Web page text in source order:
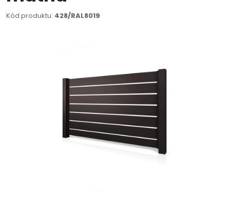
Kód produktu: 428/RAL8019